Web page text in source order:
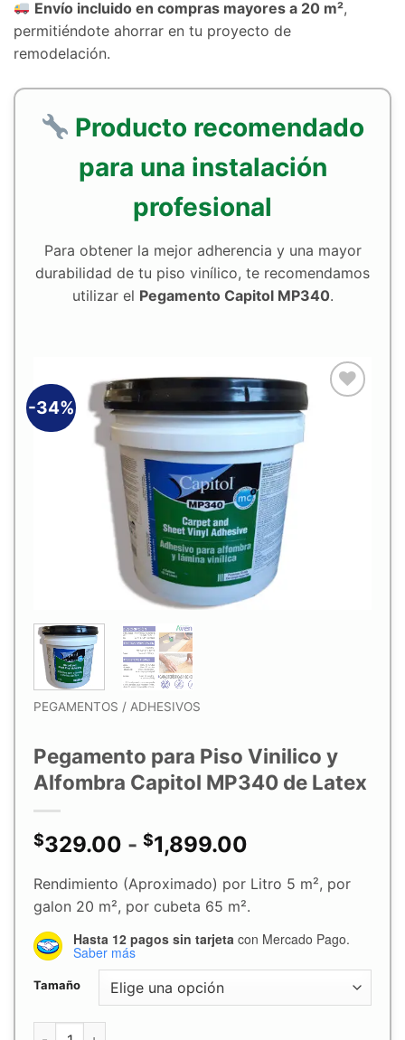
Envío incluido en compras mayores a 20 m²,
permitiéndote ahorrar en tu proyecto de
remodelación.
Producto recomendado
para una instalación
profesional
Para obtener la mejor adherencia y una mayor
durabilidad de tu piso vinílico, te recomendamos
utilizar el Pegamento Capitol MP340.
-34%
PEGAMENTOS / ADHESIVOS
Pegamento para Piso Vinilico y
Alfombra Capitol MP340 de Latex
$329.00 - $1,899.00
de
precios:
desde
Rendimiento (Aproximado) por Litro 5 m², por
galon 20 m², por cubeta 65 m².
Hasta 12 pagos sin tarjeta con Mercado Pago.
Saber más
Tamaño
Pegamento para Piso Vinilico y Alfombra Capitol MP340